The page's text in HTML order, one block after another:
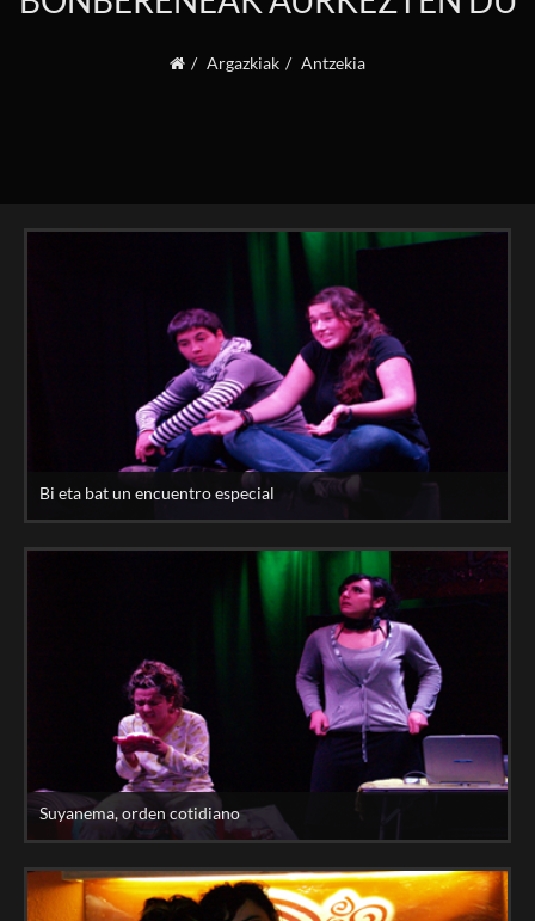
Argazkiak Antzekia
Bi eta bat un encuentro especial
Suyanema, orden cotidiano